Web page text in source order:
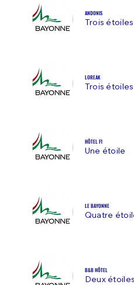
ANDONIS
Trois étoiles
LOREAK
Trois étoiles
HÔTEL F1
Une étoile
LE BAYONNE
Quatre
B&B HÔTEL
Deux étoiles